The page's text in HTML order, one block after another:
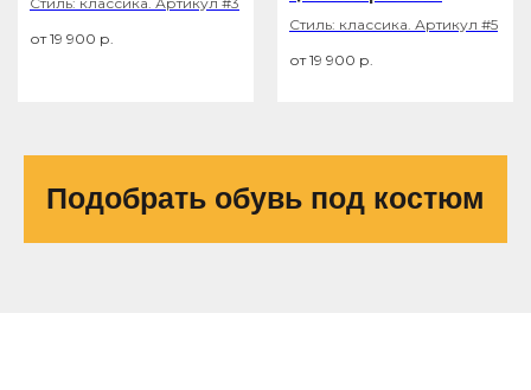
19 900 р.
Стиль: классика. Артикул #5
19 900 р.